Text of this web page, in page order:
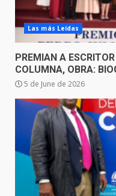
Las más Leídas
PREMIAN A
COLUMNA, OBRA:
5 de June de 2026